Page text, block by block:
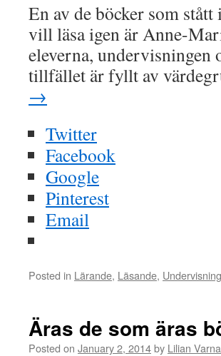
En av de böcker som
vill läsa igen är Anne-
eleverna,
tillfället är fyllt av
→
Twitter
Facebook
Google
Pinterest
Email
Posted in Lärande, Läsande, Undervisning
Äras de som äras
Posted on January 2, 2014by Lilian